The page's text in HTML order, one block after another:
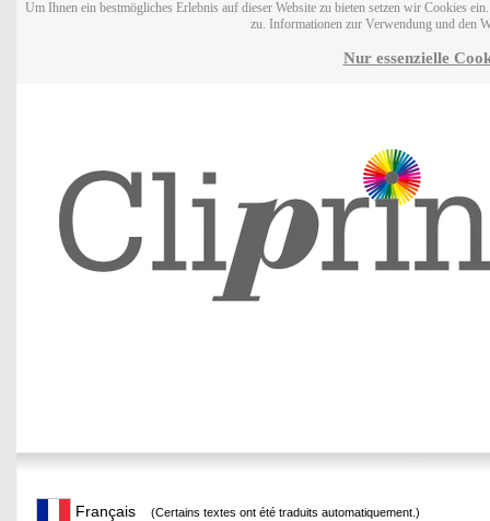
Um Ihnen ein bestmögliches Erlebnis auf dieser Website zu bieten setzen wir Cookies
zu. Informationen zur Verwendung und den
Nur essenzielle
Français (Certains textes ont été traduits automatiquement.)